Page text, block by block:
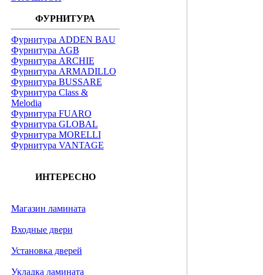
ФУРНИТУРА
Фурнитура ADDEN BAU
Фурнитура AGB
Фурнитура ARCHIE
Фурнитура ARMADILLO
Фурнитура BUSSARE
Фурнитура Class &
Melodia
Фурнитура FUARO
Фурнитура GLOBAL
Фурнитура MORELLI
Фурнитура VANTAGE
ИНТЕРЕСНО
Магазин ламината
Входные двери
Установка дверей
Укладка ламината